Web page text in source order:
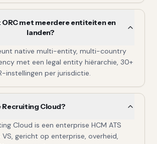
ORC met meerdere entiteiten en
landen?
native multi-entity, multi-country
met een legal entity hiërarchie, 30+
instellingen per jurisdictie.
Recruiting Cloud?
Cloud is een enterprise HCM ATS
gericht op enterprise, overheid,